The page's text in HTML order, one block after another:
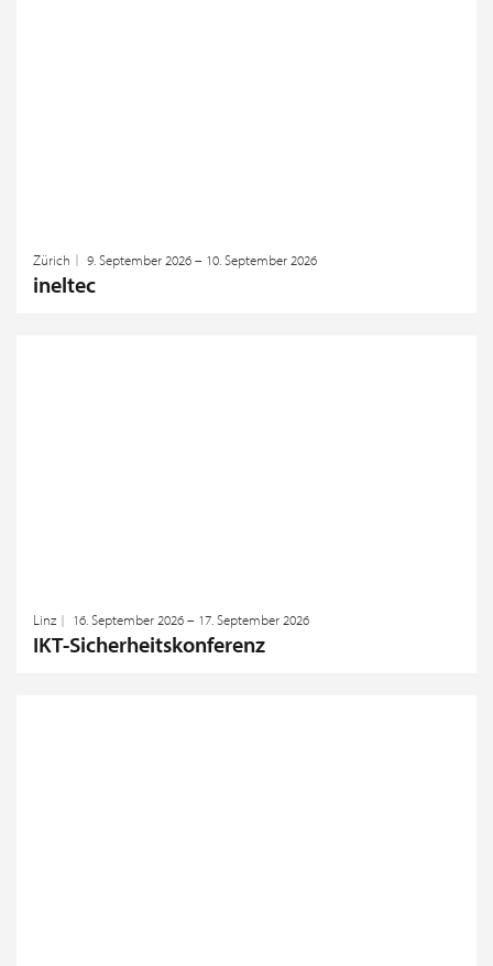
Zürich 9. September 2026 – 10. September 2026
ineltec
Linz 16. September 2026 – 17. September 2026
IKT-Sicherheitskonferenz